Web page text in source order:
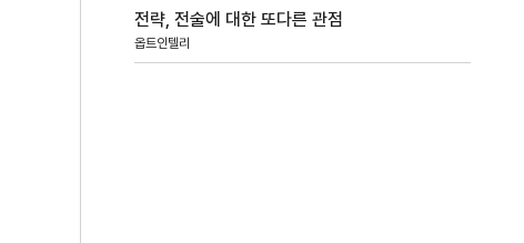
전략, 전술에 대한 또다른 관점
옵트인텔리